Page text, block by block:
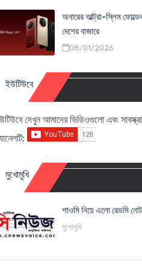
অনারের আল্ট্রা-স্লিম
দেশের বাজারে
08/01/2026
ইউটিউবে
দেখুন আমাদের ভিডিওগুলো এবং
মুখোমুখি
শাওমি নিয়ে এলো রেডমি
মুখোমুখি